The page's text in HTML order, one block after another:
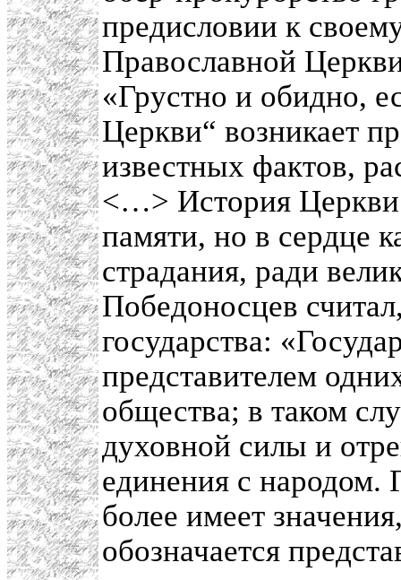
предисловии к
Православной
«Грустно и обидно,
Церкви“ возникает
известных фактов,
<…> История Церкви
памяти, но в сердце
страдания, ради
Победоносцев
государства:
представителем
общества; в таком
духовной силы и
единения с народом.
более имеет
обозначается